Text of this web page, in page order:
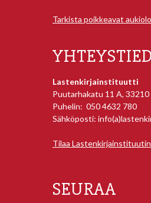
Tarkista poikkeavat
Lastenkirjainstituutti
Puutarhakatu 11 A, 33210
Puhelin: 050 4632 780
Sähköposti:
Tilaa
SEURAA